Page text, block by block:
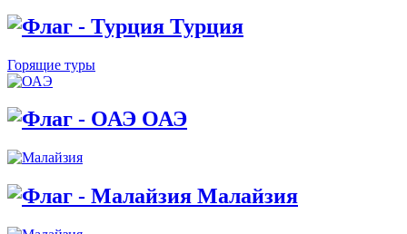
Турция
Горящие туры
ОАЭ
Малайзия